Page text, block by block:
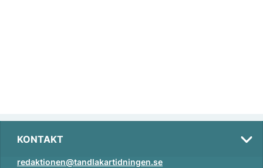
KONTAKT
redaktionen@tandlakartidningen.se